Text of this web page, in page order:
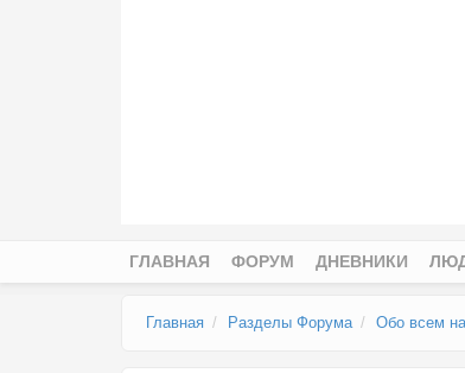
ГЛАВНАЯ ФОРУМ ДНЕВНИКИ
Главная Разделы Форума Обо всем